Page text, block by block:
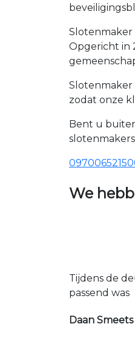
Slotenmaker
Opgericht in
Slotenmaker
zodat onze
Bent u
We
Tijdens de
passend was
Daan Smeets